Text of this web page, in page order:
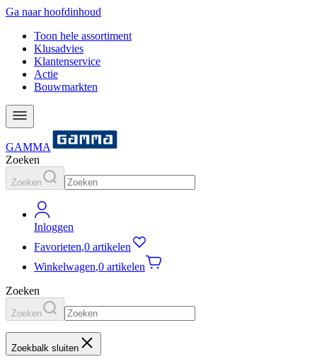
Ga naar hoofdinhoud
Toon hele assortiment
Klusadvies
Klantenservice
Actie
Bouwmarkten
GAMMA
Zoeken
Zoeken
Inloggen
Favorieten,0 artikelen
Winkelwagen,0 artikelen
Zoeken
Zoeken
Zoekbalk sluiten